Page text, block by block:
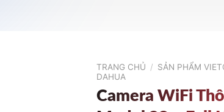
TRANG CHỦ / SẢN PHẨM
DAHUA
Camera WiFi